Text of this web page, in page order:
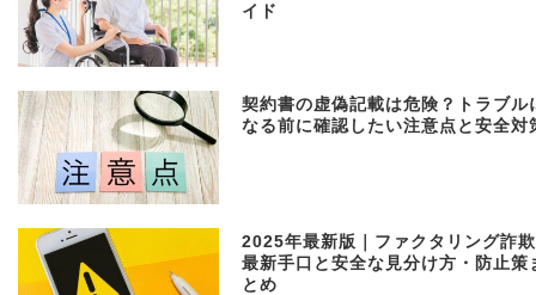
イド
契約書の虚偽記載は危険？トラブル
なる前に確認したい注意点と安全対
2025年最新版｜ファクタリング詐
最新手口と安全な見分け方・防止策
とめ